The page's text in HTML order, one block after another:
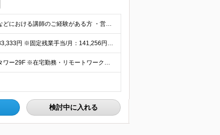
■下記いずれかの経験必須 ・ビジネススクールや学習塾などにおける講師のご経験がある方 ・営業職などのクライアントワークにおいて、顧客の成果にコミットした経験がある方（個人・法人不問） ・人材開発・人材
＜予定年収＞600万円～1,000万円 月給：500,000円～833,333円 ※固定残業手当/月：141,256円～187,090円（固定残業時間50時間0分/月）を含む。超過した時間外労働の残
＜本社勤務＞ 東京都中央区日本橋2丁目7−1 東京日本橋タワー29F ※在宅勤務・リモートワーク：相談可（在宅） 変更の範囲：会社の定める事業所（リモートワーク含む）
検討中に入れる